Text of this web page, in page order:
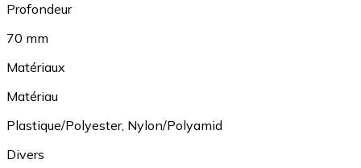
Profondeur
70 mm
Matériaux
Matériau
Plastique/Polyester, Nylon/Polyamid
Divers